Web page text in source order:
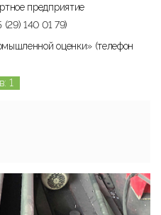
предприятие
(29) 140 01 79)
оценки» (телефон
1